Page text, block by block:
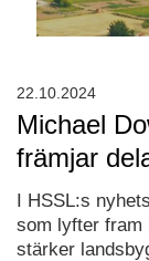
Michael
främjar
I HSSL:s
som lyfter fram
stärker
22.10.2024